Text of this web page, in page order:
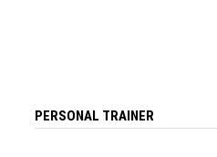
PERSONAL TRAINER